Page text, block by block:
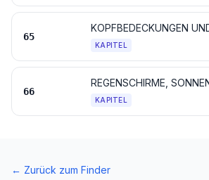
65
KOPFBEDECKUNGEN
KAPITEL
66
KAPITEL
← Zurück zum Finder